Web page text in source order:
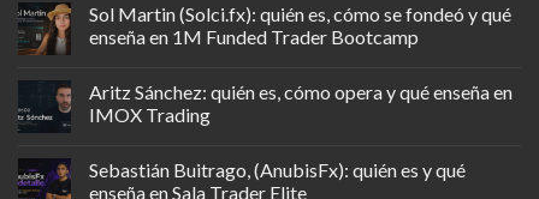
Sol Martin (Solci.fx): quién es, cómo se fondeó y qué
enseña en 1M Funded Trader Bootcamp
Aritz Sánchez: quién es, cómo opera y qué enseña en
IMOX Trading
Sebastián Buitrago, (AnubisFx): quién es y qué
enseña en Sala Trader Elite